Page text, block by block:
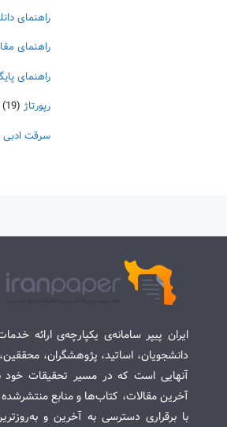
راهنمای
راهنمای
راهنمای
رپورتاژ (19)
سرقت ادبی
ایران پیپر سامانه‌ی یکپارچه‌ی ارائه
دانشجویان، اساتید، پژوهشگران،
آنهایی است که در مسیر تحقیقات خود
آخرین مقالات، کتاب‌ها و منابع
با برقراری دسترسی به آخرین و